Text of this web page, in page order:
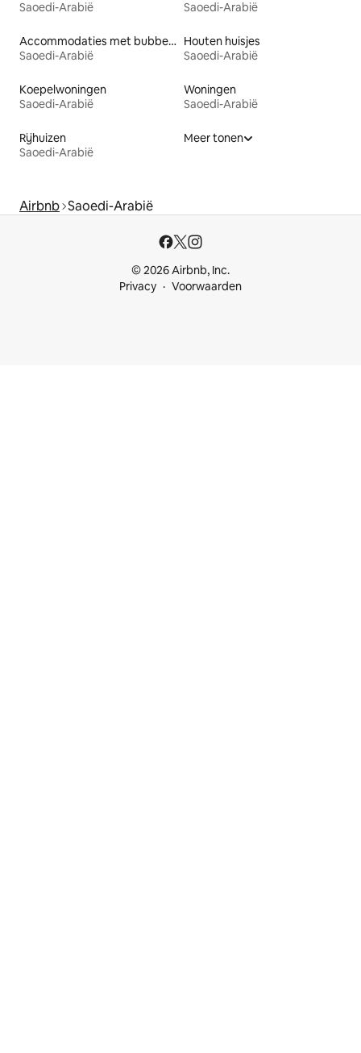
Saoedi-Arabië Saoedi-Arabië
Accommodaties met bubbelbad
Saoedi-Arabië
Houten huisjes
Saoedi-Arabië
Koepelwoningen
Saoedi-Arabië
Woningen
Saoedi-Arabië
Rijhuizen
Saoedi-Arabië
Meer tonen
Airbnb Saoedi-Arabië
© 2026 Airbnb, Inc.
Privacy
Voorwaarden